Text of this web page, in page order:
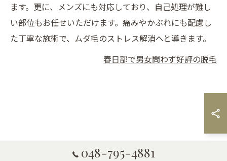
ます。更に、メンズにも対応しており、自己処理が難し
い部位もお任せいただけます。痛みやかぶれにも配慮し
た丁寧な施術で、ムダ毛のストレス解消へと導きます。
春日部で男女問わず好評の脱毛
048-795-4881